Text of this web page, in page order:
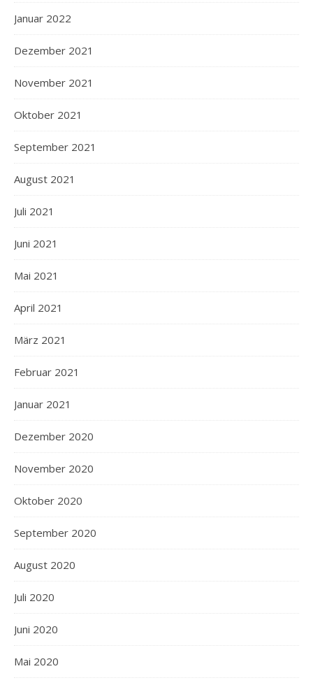
Januar 2022
Dezember 2021
November 2021
Oktober 2021
September 2021
August 2021
Juli 2021
Juni 2021
Mai 2021
April 2021
März 2021
Februar 2021
Januar 2021
Dezember 2020
November 2020
Oktober 2020
September 2020
August 2020
Juli 2020
Juni 2020
Mai 2020